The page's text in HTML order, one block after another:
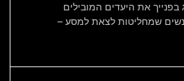
בפנייך את היעדים המובילים
נשים שמחליטות לצאת למסע –